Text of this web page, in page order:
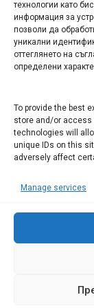
технологии като
информация за
позволи да
уникални
оттеглянето на
определени
To provide the best
store and/or access
technologies will
unique IDs on this
adversely affect
Manage services
Арт галерия
Областна
ОДМВР Ловеч
Окръжен